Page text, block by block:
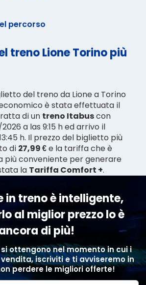
percorso
treno Lione Torino più
del treno da Lione a Torino
è stata effettuata il
di un treno Itabuscon
a las 9:15 h ed arrivo il
h. Il prezzo del biglietto più
di 27,99 €e la tariffa che è
più conveniente per generare
la Tariffa Comfort +.
in treno è intelligente,
al miglior prezzo lo è
di più!
ottengono nel momento in cui i
iscriviti e ti avviseremo in
perdere le migliori offerte!